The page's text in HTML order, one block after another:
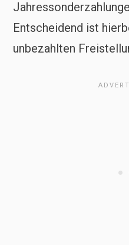
Entscheidend ist
unbezahlten